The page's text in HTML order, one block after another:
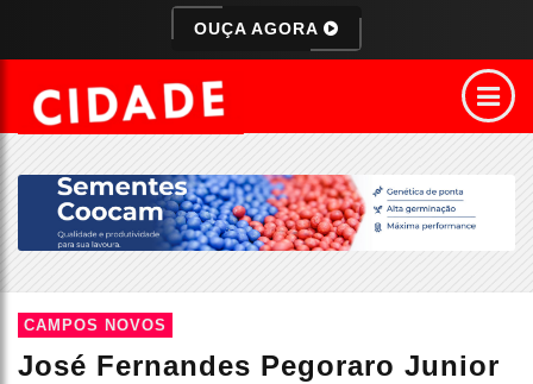
OUÇA AGORA
CAMPOS NOVOS
José Fernandes Pegoraro Junior